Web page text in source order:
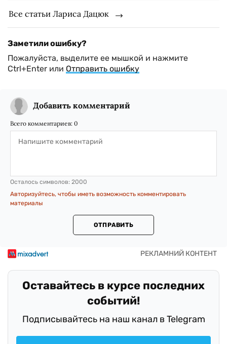
Все статьи Лариса Дацюк
Заметили ошибку?
Пожалуйста, выделите ее мышкой и нажмите
Ctrl+Enter или Отправить ошибку
Добавить комментарий
Всего комментариев: 0
Осталось символов: 2000
Авторизуйтесь, чтобы иметь возможность комментировать
материалы
ОТПРАВИТЬ
Оставайтесь в курсе последних
событий!
Подписывайтесь на наш канал в Telegram